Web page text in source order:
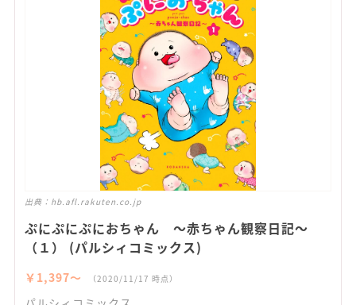
出典： hb.afl.rakuten.co.jp
ぷにぷにぷにおちゃん ～赤ちゃん観察日記～
（１） (パルシィコミックス)
￥1,397〜 （2020/11/17 時点）